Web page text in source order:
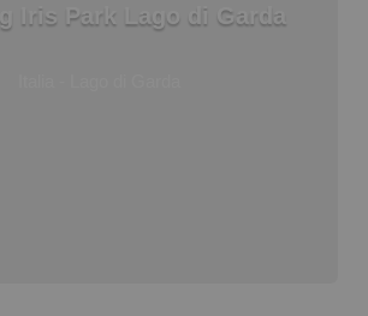
Iris Park Lago di Garda